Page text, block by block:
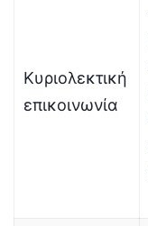
Κυριολεκτική
επικοινωνία